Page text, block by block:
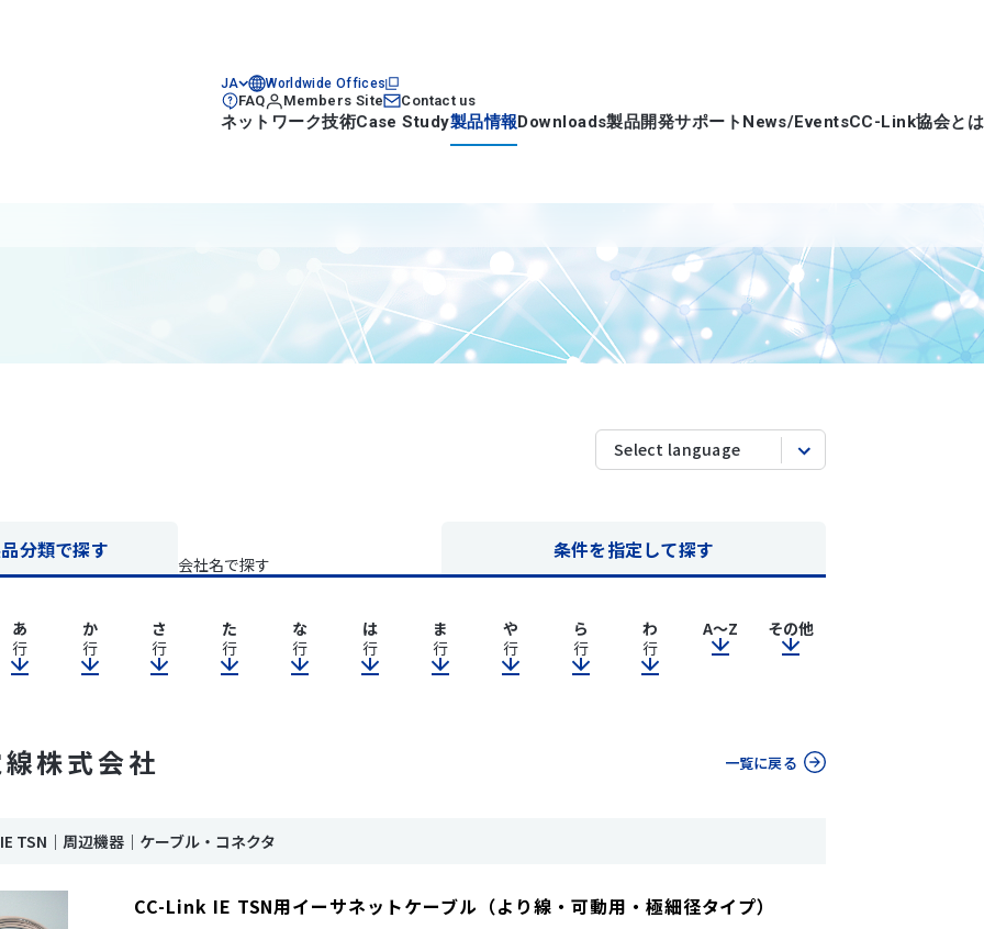
JA Worldwide Offices
FAQ Members Site Contact us
ネットワーク技術Case Study製品情報Downloads製品開発サポート News/EventsCC-Link協会とは
分類で探す
会社名で探す
条件を指定して探す
あ
行
か
行
さ
行
た
行
な
行
は
行
ま
行
や
行
ら
行
わ
行
A～Z その他
株式会社 一覧に戻る
TSN｜周辺機器｜ケーブル・コネクタ
CC-Link IE TSN用イーサネットケーブル（より線・可動用・極細径タイプ）